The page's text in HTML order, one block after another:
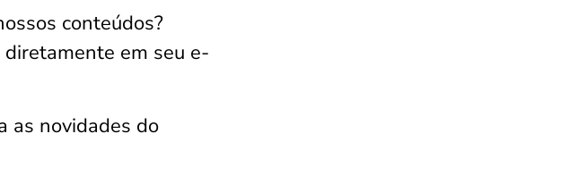
conteúdos?
em seu e-
as novidades do